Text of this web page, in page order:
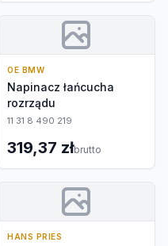
OE BMW
Napinacz łańcucha
rozrządu
11 31 8 490 219
319,37 złbrutto
HANS PRIES